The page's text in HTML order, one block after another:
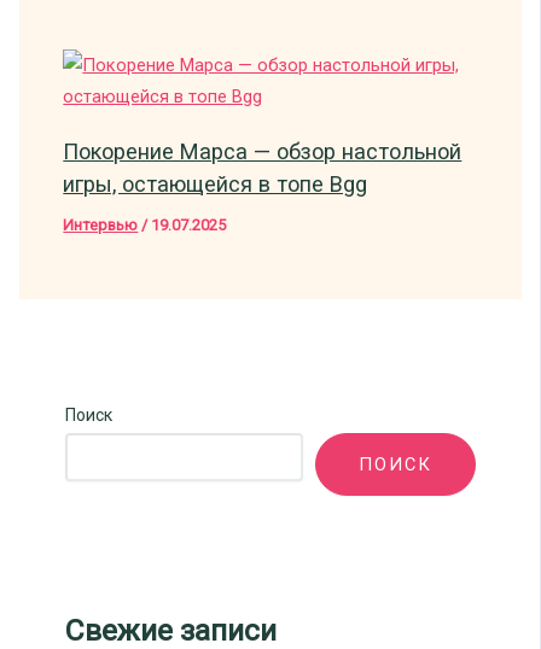
Покорение Марса — обзор настольной
игры, остающейся в топе Bgg
Интервью / 19.07.2025
Поиск
ПОИСК
Свежие записи